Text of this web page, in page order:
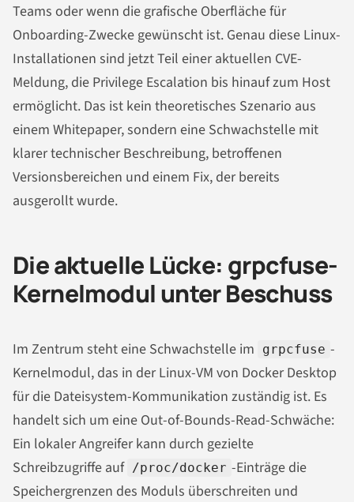
Teams oder wenn die grafische Oberfläche für
Onboarding-Zwecke gewünscht ist. Genau diese Linux-
Installationen sind jetzt Teil einer aktuellen CVE-
Meldung, die Privilege Escalation bis hinauf zum Host
ermöglicht. Das ist kein theoretisches Szenario aus
einem Whitepaper, sondern eine Schwachstelle mit
klarer technischer Beschreibung, betroffenen
Versionsbereichen und einem Fix, der bereits
ausgerollt wurde.
Die aktuelle Lücke: grpcfuse-
Kernelmodul unter Beschuss
Im Zentrum steht eine Schwachstelle im grpcfuse -
Kernelmodul, das in der Linux-VM von Docker Desktop
für die Dateisystem-Kommunikation zuständig ist. Es
handelt sich um eine Out-of-Bounds-Read-Schwäche:
Ein lokaler Angreifer kann durch gezielte
Schreibzugriffe auf /proc/docker -Einträge die
Speichergrenzen des Moduls überschreiten und